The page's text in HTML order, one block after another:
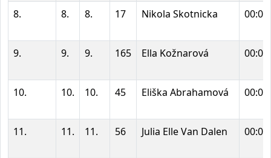
8. 8. 8. 17 Nikola Skotnicka
9. 9. 9. 165 Ella Kožnarová
10. 10. 10. 45 Eliška Abrahamová
11. 11. 11. 56 Julia Elle Van Dalen